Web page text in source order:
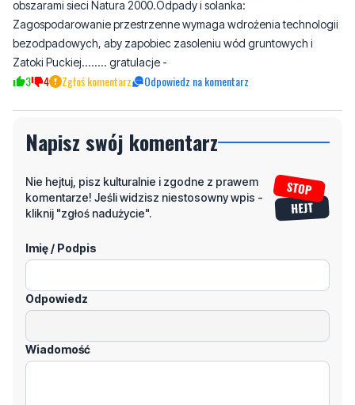
Zatoki Puckiej........ gratulacje -
3 4 Zgłoś komentarz Odpowiedz na komentarz
Napisz swój komentarz
komentarze! Jeśli widzisz niestosowny wpis -
kliknij "zgłoś nadużycie".
Imię / Podpis
Odpowiedz
Wiadomość